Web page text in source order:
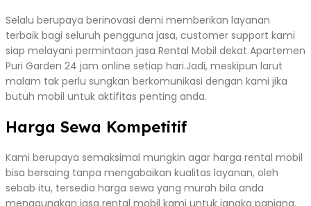
Selalu berupaya berinovasi demi memberikan layanan
terbaik bagi seluruh pengguna jasa, customer support kami
siap melayani permintaan jasa Rental Mobil dekat Apartemen
Puri Garden 24 jam online setiap hari.Jadi, meskipun larut
malam tak perlu sungkan berkomunikasi dengan kami jika
butuh mobil untuk aktifitas penting anda.
Harga Sewa Kompetitif
Kami berupaya semaksimal mungkin agar harga rental mobil
bisa bersaing tanpa mengabaikan kualitas layanan, oleh
sebab itu, tersedia harga sewa yang murah bila anda
menggunakan jasa rental mobil kami untuk jangka panjang.